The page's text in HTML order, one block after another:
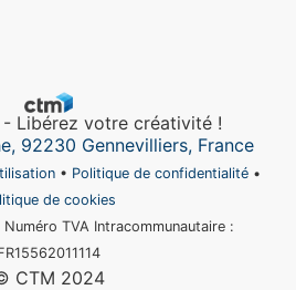
- Libérez votre créativité !
92230 Gennevilliers, France
• Politique de confidentialité •
de cookies
Numéro TVA Intracommunautaire :
CTM 2024